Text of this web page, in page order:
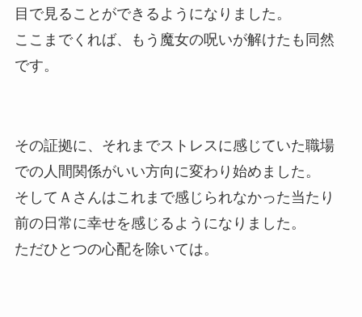
目で見ることができるようになりました。
ここまでくれば、もう魔女の呪いが解けたも同然
です。
その証拠に、それまでストレスに感じていた職場
での人間関係がいい方向に変わり始めました。
そしてＡさんはこれまで感じられなかった当たり
前の日常に幸せを感じるようになりました。
ただひとつの心配を除いては。